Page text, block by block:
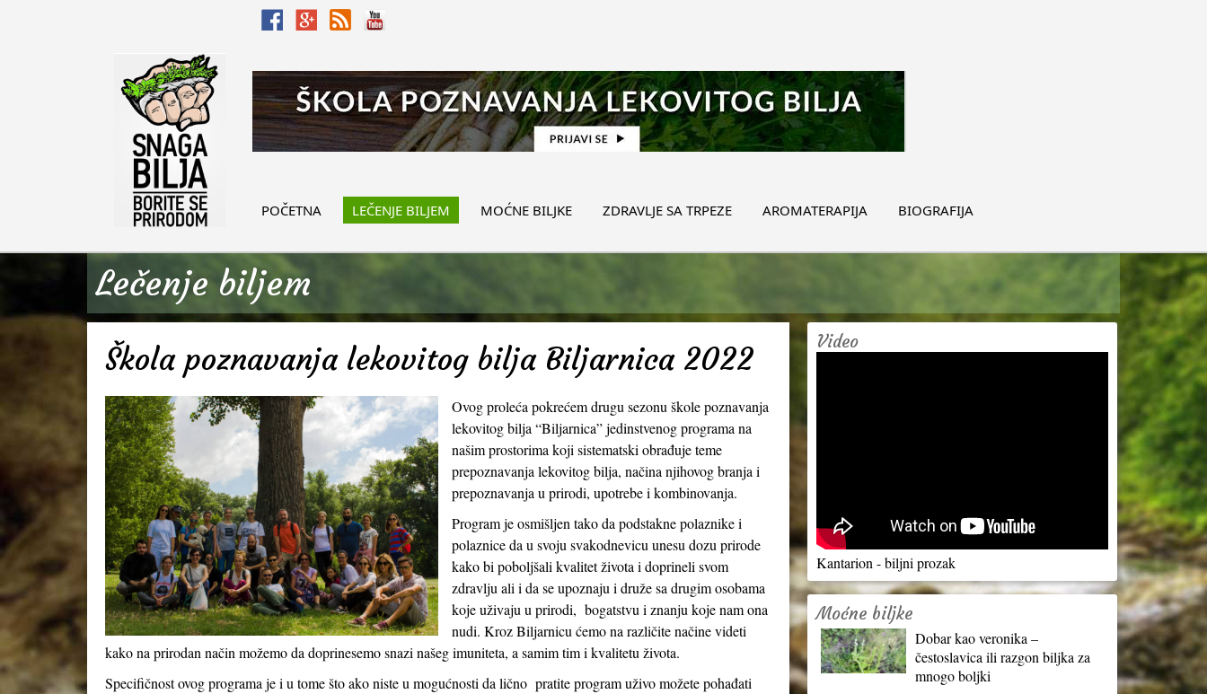
POČETNA LEČENJE BILJEM MOĆNE BILJKE ZDRAVLJE SA TRPEZE AROMATERAPIJA BIOGRAFIJA
Lečenje biljem
Škola poznavanja lekovitog bilja Biljarnica 2022
Ovog proleća pokrećem drugu sezonu škole poznavanja
lekovitog bilja “Biljarnica” jedinstvenog programa na
našim prostorima koji sistematski obrađuje teme
prepoznavanja lekovitog bilja, načina njihovog branja i
prepoznavanja u prirodi, upotrebe i kombinovanja.
Program je osmišljen tako da podstakne polaznike i
polaznice da u svoju svakodnevicu unesu dozu prirode
kako bi poboljšali kvalitet života i doprineli svom
zdravlju ali i da se upoznaju i druže sa drugim osobama
koje uživaju u prirodi, bogatstvu i znanju koje nam ona
nudi. Kroz Biljarnicu ćemo na različite načine videti
kako na prirodan način možemo da doprinesemo snazi našeg imuniteta, a samim tim i kvalitetu života.
Specifičnost ovog programa je i u tome što ako niste u mogućnosti da lično pratite program uživo možete pohađati
Video
Kantarion - biljni prozak
Moćne biljke
Dobar kao veronika –
čestoslavica ili razgon biljka za
mnogo boljki